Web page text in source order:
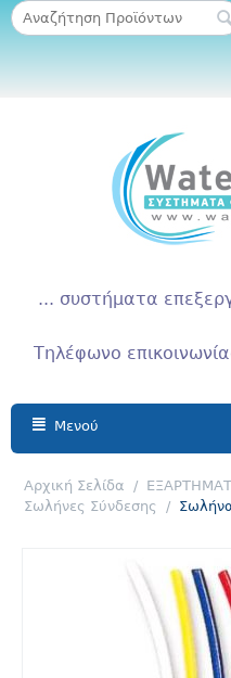
... συστήματα
Τηλέφωνο
Μενού
Αρχική Σελίδα /
Σωλήνες Σύνδεσης
/